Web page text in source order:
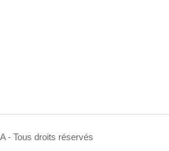
- Tous droits réservés